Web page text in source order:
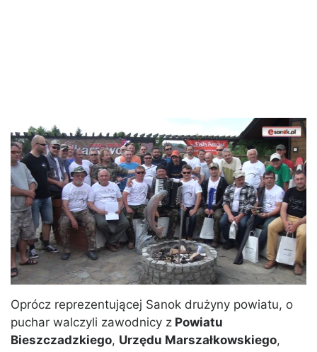
Oprócz reprezentującej Sanok drużyny powiatu, o
puchar walczyli zawodnicy z Powiatu
Bieszczadzkiego, Urzędu Marszałkowskiego,